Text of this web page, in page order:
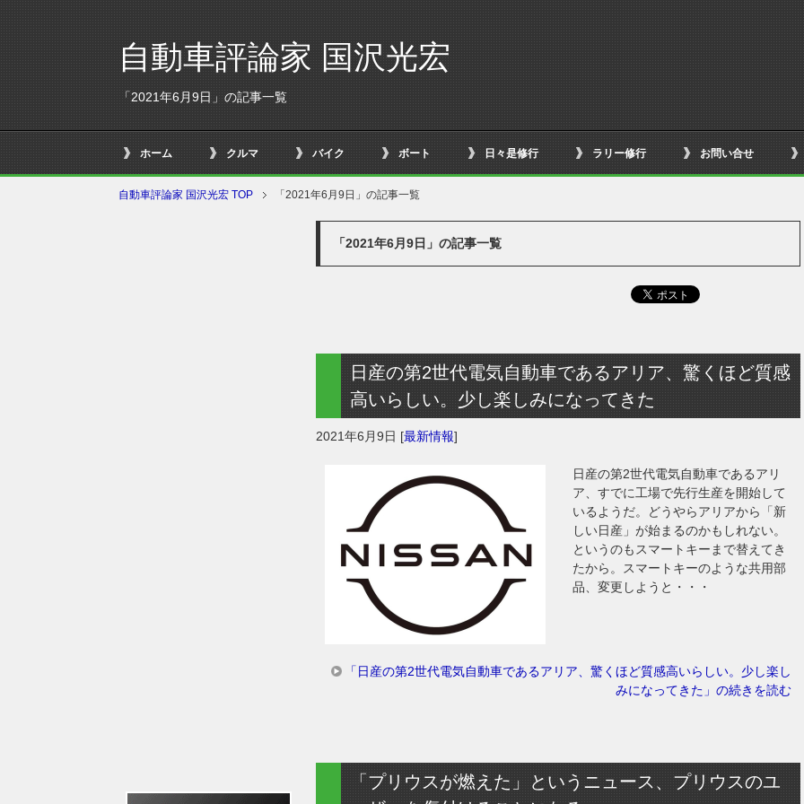
自動車評論家 国沢光宏
「2021年6月9日」の記事一覧
ホーム クルマ バイク ボート 日々是修行 ラリー修行 お問い合せ
自動車評論家 国沢光宏 TOP 「2021年6月9日」の記事一覧
「2021年6月9日」の記事一覧
日産の第2世代電気自動車であるアリア、驚くほど質感
高いらしい。少し楽しみになってきた
2021年6月9日 [最新情報]
日産の第2世代電気自動車であるアリ
ア、すでに工場で先行生産を開始して
いるようだ。どうやらアリアから「新
しい日産」が始まるのかもしれない。
というのもスマートキーまで替えてき
たから。スマートキーのような共用部
品、変更しようと・・・
「日産の第2世代電気自動車であるアリア、驚くほど質感高いらしい。少し楽し
みになってきた」の続きを読む
「プリウスが燃えた」というニュース、プリウスのユ